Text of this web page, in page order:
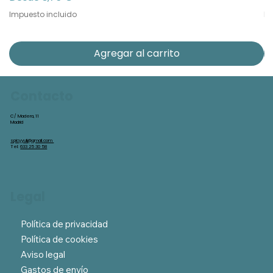
Impuesto incluido
Agregar al carrito
Política de privacidad
Política de cookies
Aviso legal
Gastos de envío
C/ Madera, 11
Madrid
spicyyuli@gmail.com
Tel:633 25 30 58